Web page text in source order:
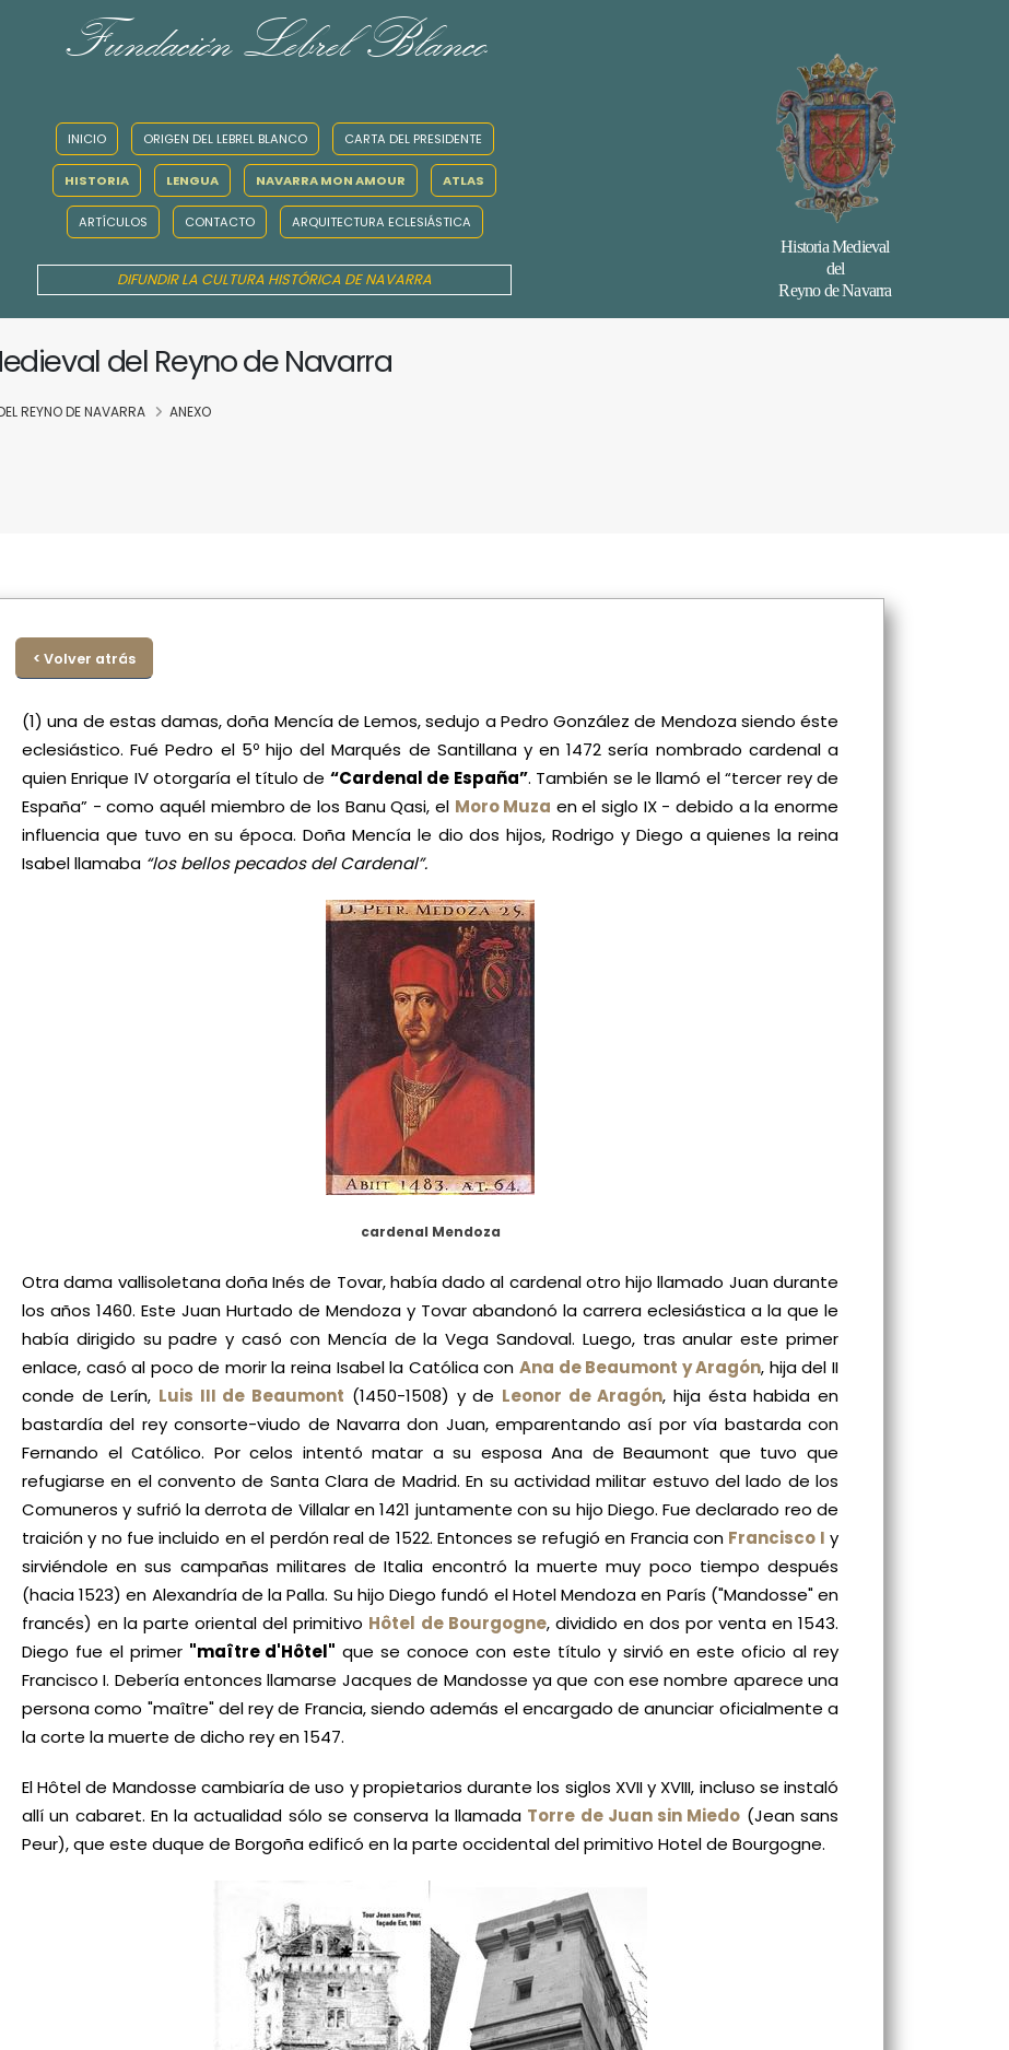
Fundación Lebrel Blanco
INICIO ORIGEN DEL LEBREL BLANCO CARTA DEL PRESIDENTE
HISTORIA LENGUA NAVARRA MON AMOUR ATLAS
ARTÍCULOS CONTACTO ARQUITECTURA ECLESIÁSTICA
DIFUNDIR LA CULTURA HISTÓRICA DE NAVARRA
Historia Medieval
del
Reyno de Navarra
del Reyno de Navarra
REYNO DE NAVARRA ANEXO
< Volver atrás
(1) una de estas damas, doña Mencía de Lemos, sedujo a Pedro González de Mendoza siendo éste
eclesiástico. Fué Pedro el 5º hijo del Marqués de Santillana y en 1472 sería nombrado cardenal a
quien Enrique IV otorgaría el título de “Cardenal de España”. También se le llamó el “tercer rey de
España” - como aquél miembro de los Banu Qasi, el Moro Muza en el siglo IX - debido a la enorme
influencia que tuvo en su época. Doña Mencía le dio dos hijos, Rodrigo y Diego a quienes la reina
Isabel llamaba “los bellos pecados del Cardenal”.
cardenal Mendoza
Otra dama vallisoletana doña Inés de Tovar, había dado al cardenal otro hijo llamado Juan durante
los años 1460. Este Juan Hurtado de Mendoza y Tovar abandonó la carrera eclesiástica a la que le
había dirigido su padre y casó con Mencía de la Vega Sandoval. Luego, tras anular este primer
enlace, casó al poco de morir la reina Isabel la Católica con Ana de Beaumont y Aragón, hija del II
conde de Lerín, Luis III de Beaumont (1450-1508) y de Leonor de Aragón, hija ésta habida en
bastardía del rey consorte-viudo de Navarra don Juan, emparentando así por vía bastarda con
Fernando el Católico. Por celos intentó matar a su esposa Ana de Beaumont que tuvo que
refugiarse en el convento de Santa Clara de Madrid. En su actividad militar estuvo del lado de los
Comuneros y sufrió la derrota de Villalar en 1421 juntamente con su hijo Diego. Fue declarado reo de
traición y no fue incluido en el perdón real de 1522. Entonces se refugió en Francia con Francisco I y
sirviéndole en sus campañas militares de Italia encontró la muerte muy poco tiempo después
(hacia 1523) en Alexandría de la Palla. Su hijo Diego fundó el Hotel Mendoza en París ("Mandosse" en
francés) en la parte oriental del primitivo Hôtel de Bourgogne, dividido en dos por venta en 1543.
Diego fue el primer "maître d'Hôtel" que se conoce con este título y sirvió en este oficio al rey
Francisco I. Debería entonces llamarse Jacques de Mandosse ya que con ese nombre aparece una
persona como "maître" del rey de Francia, siendo además el encargado de anunciar oficialmente a
la corte la muerte de dicho rey en 1547.
El Hôtel de Mandosse cambiaría de uso y propietarios durante los siglos XVII y XVIII, incluso se instaló
allí un cabaret. En la actualidad sólo se conserva la llamada Torre de Juan sin Miedo (Jean sans
Peur), que este duque de Borgoña edificó en la parte occidental del primitivo Hotel de Bourgogne.